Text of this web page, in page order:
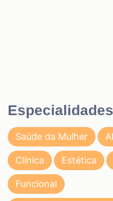
Especialidades
Saúde da Mulher
Clínica Estética
Funcional